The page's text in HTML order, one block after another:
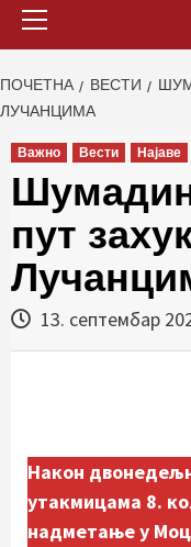
ПОЧЕТНА ВЕСТИ
ЛУЧАНЦИМА
Важно Вести Најаве
пут
13. септембар
Након
утакмицама 8.
надметање у